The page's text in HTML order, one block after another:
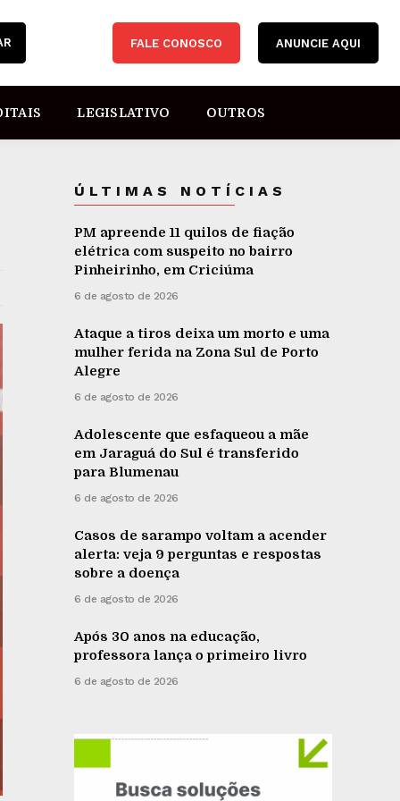
FALE CONOSCO ANUNCIE AQUI
LEGISLATIVO OUTROS
ÚLTIMAS NOTÍCIAS
PM apreende 11 quilos de fiação
elétrica com suspeito no bairro
Pinheirinho, em Criciúma
6 de agosto de 2026
Ataque a tiros deixa um morto e uma
mulher ferida na Zona Sul de Porto
Alegre
6 de agosto de 2026
Adolescente que esfaqueou a mãe
em Jaraguá do Sul é transferido
para Blumenau
6 de agosto de 2026
Casos de sarampo voltam a acender
alerta: veja 9 perguntas e respostas
sobre a doença
6 de agosto de 2026
Após 30 anos na educação,
professora lança o primeiro livro
6 de agosto de 2026